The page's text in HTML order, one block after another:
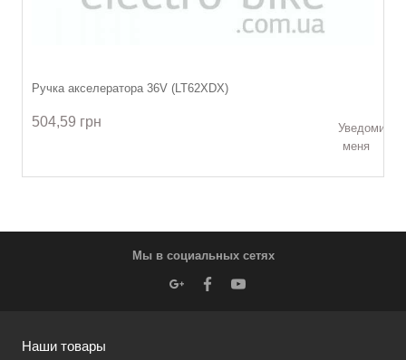
Ручка акселератора 36V (LT62XDX)
504,59 грн
Уведомить
меня
Мы в социальных сетях
Наши товары